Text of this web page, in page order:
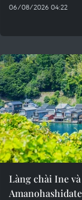
06/08/2026 04:22
Làng chài Ine và